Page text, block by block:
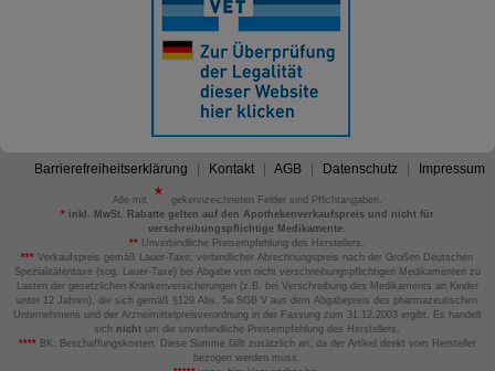
Barrierefreiheitserklärung Kontakt AGB Datenschutz Impressum
Alle mit
gekennzeichneten Felder sind Pflichtangaben.
*inkl. MwSt. Rabatte gelten auf den Apothekenverkaufspreis und nicht für
verschreibungspflichtige Medikamente.
** Unverbindliche Preisempfehlung des Herstellers.
*** Verkaufspreis gemäß Lauer-Taxe; verbindlicher Abrechnungspreis nach der Großen Deutschen
Spezialitätentaxe (sog. Lauer-Taxe) bei Abgabe von nicht verschreibungspflichtigen Medikamenten zu
Lasten der gesetzlichen Krankenversicherungen (z.B. bei Verschreibung des Medikaments an Kinder
unter 12 Jahren), die sich gemäß §129 Abs. 5a SGB V aus dem Abgabepreis des pharmazeutischen
Unternehmens und der Arzneimittelpreisverordnung in der Fassung zum 31.12.2003 ergibt. Es handelt
sich nicht um die unverbindliche Preisempfehlung des Herstellers.
****BK: Beschaffungskosten. Diese Summe fällt zusätzlich an, da der Artikel direkt vom Hersteller
bezogen werden muss.